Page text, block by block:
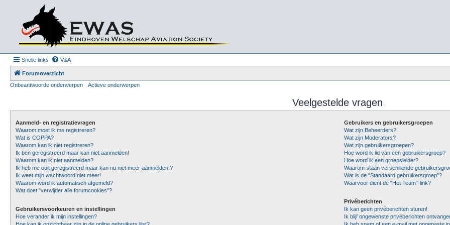
Snelle links V&A
Forumoverzicht
Onbeantwoorde onderwerpen
Actieve onderwerpen
Veelgestelde vragen
Aanmeld- en registratievragen
Waarom moet ik me registreren?
Wat is COPPA?
Waarom kan ik niet registreren?
Ik ben geregistreerd maar kan niet aanmelden!
Waarom kan ik niet aanmelden?
Ik heb me ooit geregistreerd maar kan nu niet meer aanmelden!?
Ik weet mijn wachtwoord niet meer!
Waarom word ik automatisch afgemeld?
Wat doet "verwijder alle forumcookies"?
Gebruikersvoorkeuren en instellingen
Hoe verander ik mijn instellingen?
Gebruikers en gebruikersgroepen
Wat zijn Beheerders?
Wat zijn Moderators?
Wat zijn gebruikersgroepen?
Hoe word ik lid van een gebruikersgroep?
Hoe word ik een groepsleider?
Waarom staan verschillende
Wat is de "Standaard gebruikersgroep"?
Waarvoor dient de "Het Team"-link?
Privéberichten
Ik kan geen privéberichten sturen!
Ik blijf ongewenste privéberichten